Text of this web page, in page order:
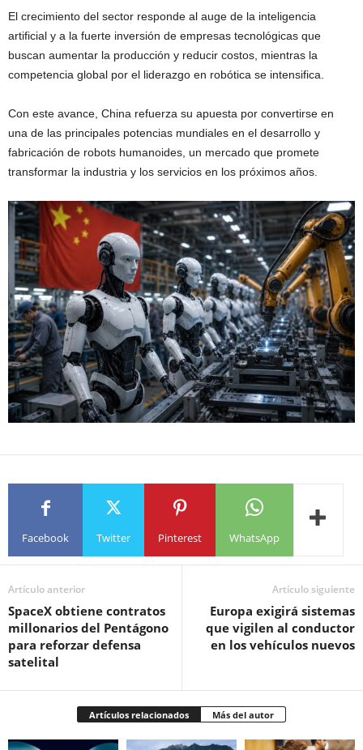
El crecimiento del sector responde al auge de la inteligencia
artificial y a la fuerte inversión de empresas tecnológicas que
buscan aumentar la producción y reducir costos, mientras la
competencia global por el liderazgo en robótica se intensifica.
Con este avance, China refuerza su apuesta por convertirse en
una de las principales potencias mundiales en el desarrollo y
fabricación de robots humanoides, un mercado que promete
transformar la industria y los servicios en los próximos años.
Facebook Twitter Pinterest WhatsApp
Artículo anterior
SpaceX obtiene contratos
millonarios del Pentágono
para reforzar defensa
satelital
Artículo siguiente
Europa exigirá sistemas
que vigilen al conductor
en los vehículos nuevos
Artículos relacionados Más del autor